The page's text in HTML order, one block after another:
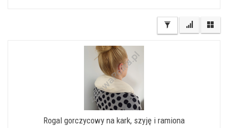
Rogal gorczycowy na kark, szyję i ramiona